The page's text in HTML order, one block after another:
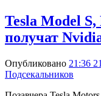
Tesla Model
получат
Опубликовано 21:36
Подсекальников